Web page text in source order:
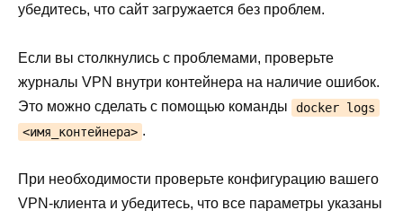
убедитесь, что сайт загружается без проблем.
Если вы столкнулись с проблемами, проверьте
журналы VPN внутри контейнера на наличие ошибок.
Это можно сделать с помощью команды
docker logs
<имя_контейнера> .
При необходимости проверьте конфигурацию вашего
VPN-клиента и убедитесь, что все параметры указаны